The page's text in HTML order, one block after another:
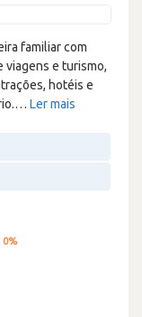
familiar com
viagens e turismo,
hotéis e
… Ler mais
0%